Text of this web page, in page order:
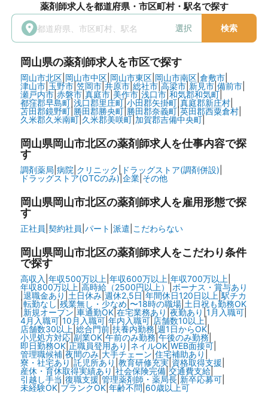
薬剤師求人を都道府県・市区町村・駅名で探す
選択 検索
岡山県の薬剤師求人を市区で探す
岡山市北区| 岡山市中区| 岡山市東区| 岡山市南区| 倉敷市|
津山市| 玉野市| 笠岡市| 井原市| 総社市| 高梁市| 新見市| 備前市|
瀬戸内市| 赤磐市| 真庭市| 美作市| 浅口市| 和気郡和気町|
都窪郡早島町| 浅口郡里庄町| 小田郡矢掛町| 真庭郡新庄村|
苫田郡鏡野町|勝田郡勝央町|勝田郡奈義町|英田郡西粟倉村|
久米郡久米南町| 久米郡美咲町| 加賀郡吉備中央町|
岡山県岡山市北区の薬剤師求人を仕事内容で探
す
調剤薬局 病院 クリニック ドラッグストア(調剤併設)
ドラッグストア(OTCのみ)| 企業| その他
岡山県岡山市北区の薬剤師求人を雇用形態で探
す
正社員 契約社員 パート 派遣 こだわらない
岡山県岡山市北区の薬剤師求人をこだわり条件
で探す
高収入 年収500万以上 年収600万以上 年収700万以上
年収800万以上 高時給（2500円以上）| ボーナス・賞与あり
退職金あり 土日休み| 週休2.5日 年間休日120日以上 駅チカ
|転勤なし 残業無し・少なめ 〜18時の職場| 土日祝も勤務OK
|新規オープン 車通勤OK|在宅業務あり 夜勤あり 1月入職可|
4月入職可| 10月入職可| 年内入職可| 店舗数10以上|
店舗数30以上 総合門前| 扶養内勤務 週1日からOK|
小児処方対応| 副業OK| 午前のみ勤務| 午後のみ勤務|
即日勤務OK| 正職員登用あり ネイルOK| WEB面接可|
管理職候補| 夜間のみ| 大手チェーン 住宅補助あり
寮・社宅あり 託児所あり 教育研修充実| 資格取得支援
産休・育休取得実績あり 社会保険完備| 交通費支給|
引越し手当 復職支援 |管理薬剤師・薬局長| 新卒応募可|
未経験OK| ブランクOK| 年齢不問 60歳以上可